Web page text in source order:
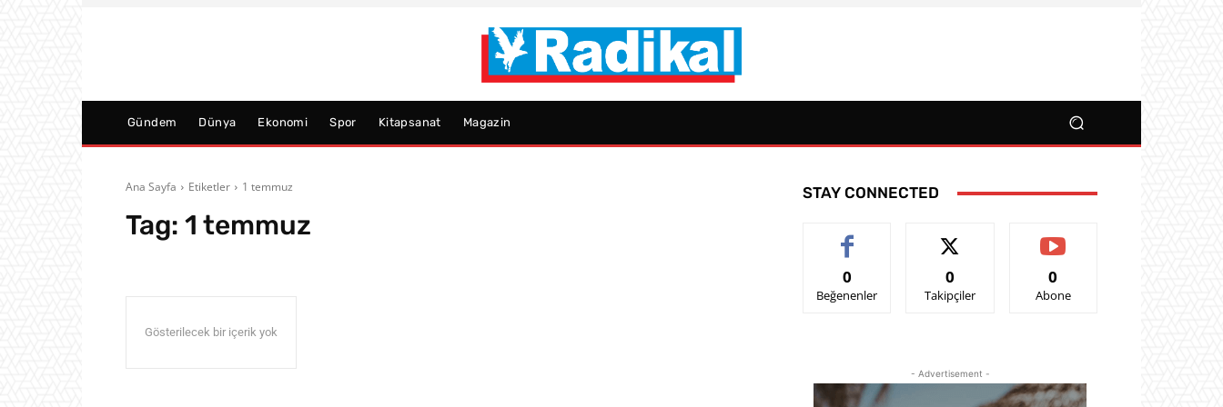
Gündem Dünya Ekonomi Spor Kitapsanat Magazin
Ana Sayfa Etiketler 1 temmuz
Tag: 1 temmuz
Gösterilecek bir içerik yok
STAY CONNECTED
0
Beğenenler
0
Takipçiler
0
Abone
- Advertisement -